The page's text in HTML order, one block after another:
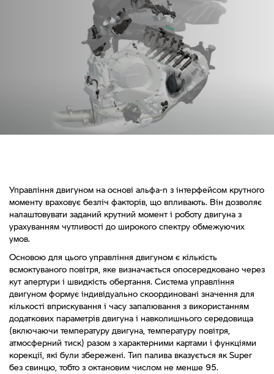
Управління двигуном на основі альфа-n з інтерфейсом крутного
моменту враховує безліч факторів, що впливають. Він дозволяє
налаштовувати заданий крутний момент і роботу двигуна з
урахуванням чутливості до широкого спектру обмежуючих
умов.
Основою для цього управління двигуном є кількість
всмоктуваного повітря, яке визначається опосередковано через
кут апертури і швидкість обертання. Система управління
двигуном формує індивідуально скоординовані значення для
кількості вприскування і часу запалювання з використанням
додаткових параметрів двигуна і навколишнього середовища
(включаючи температуру двигуна, температуру повітря,
атмосферний тиск) разом з характерними картами і функціями
корекції, які були збережені. Тип палива вказується як Super
без свинцю, тобто з октановим числом не менше 95.